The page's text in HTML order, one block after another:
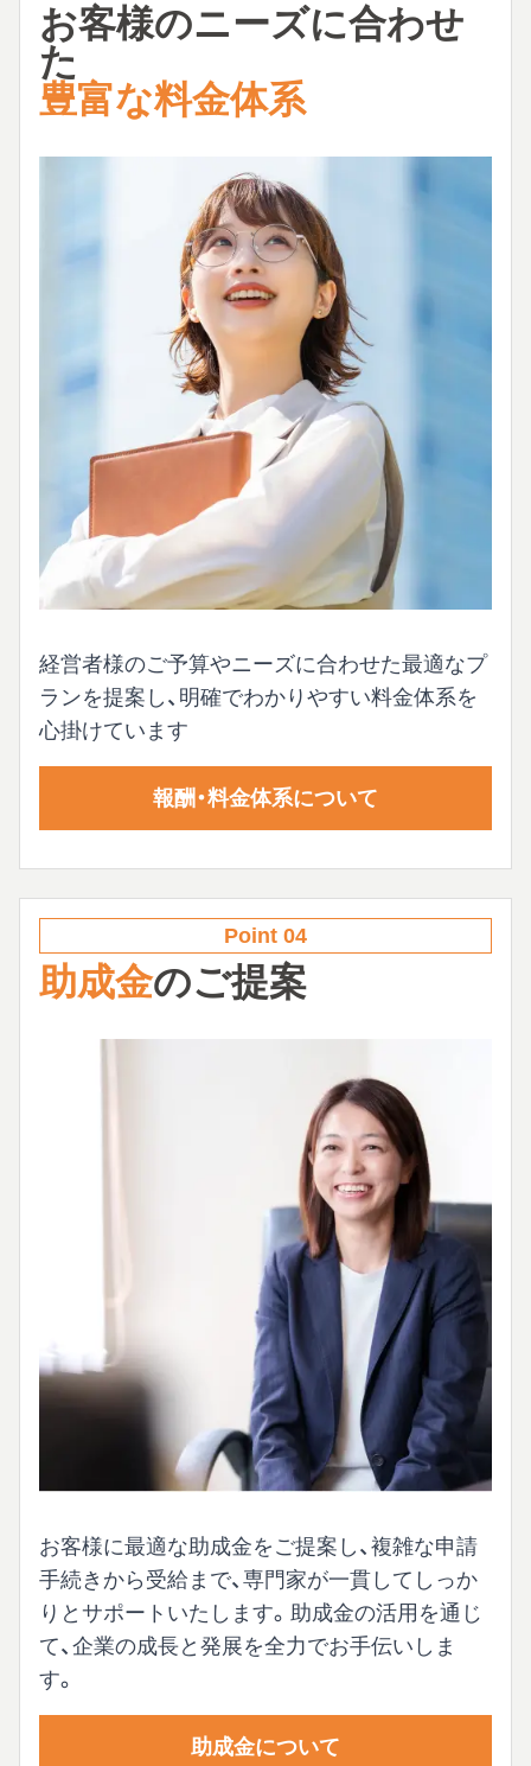
お客様のニーズに合わせ
た
豊富な料金体系
経営者様のご予算やニーズに合わせた最適なプ
ランを提案し、明確でわかりやすい料金体系を
心掛けています
報酬・料金体系について
Point 04
助成金のご提案
お客様に最適な助成金をご提案し、複雑な申請
手続きから受給まで、専門家が一貫してしっか
りとサポートいたします。助成金の活用を通じ
て、企業の成長と発展を全力でお手伝いしま
す。
助成金について